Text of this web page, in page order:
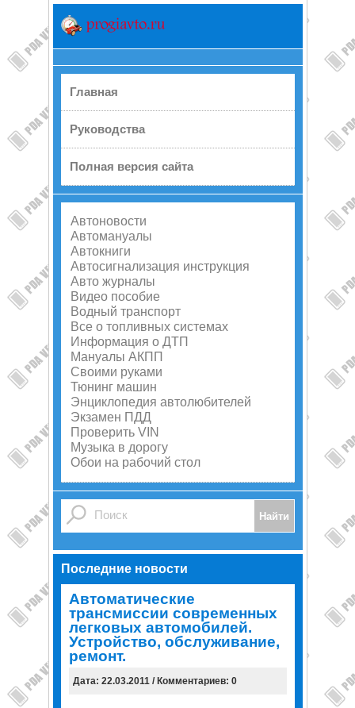
Главная
Руководства
Полная версия сайта
Автоновости
Автомануалы
Автокниги
Автосигнализация инструкция
Авто журналы
Видео пособие
Водный транспорт
Все о топливных системах
Информация о ДТП
Мануалы АКПП
Своими руками
Тюнинг машин
Энциклопедия автолюбителей
Экзамен ПДД
Проверить VIN
Музыка в дорогу
Обои на рабочий стол
Последние новости
Автоматические
трансмиссии современных
легковых автомобилей.
Устройство, обслуживание,
ремонт.
Дата: 22.03.2011 / Комментариев: 0